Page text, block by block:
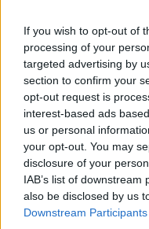
If you wish to opt-out of
processing of your
targeted advertising by
section to confirm your
opt-out request is
interest-based ads
us or personal
your opt-out. You may
disclosure of your
IAB’s list of
also be disclosed by us
Downstream Participants
még iskolába járt,
elraboltak minden
értek az órák" - mesélte
meg a lányokat arról,
c. film 1991-es
potenciált a családi
zenei rendezőt, John
Corr testvéreket.